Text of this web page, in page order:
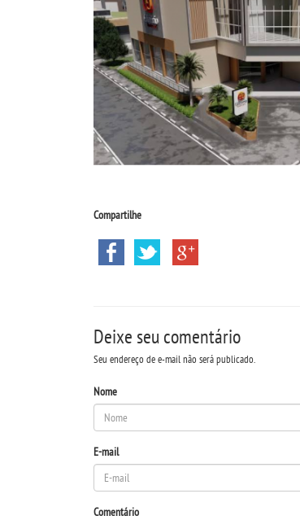
Compartilhe
Deixe seu comentário
Seu endereço de e-mail não será publicado.
Nome
E-mail
Comentário